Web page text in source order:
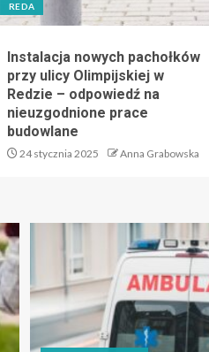
REDA
Instalacja nowych pachołków
przy ulicy Olimpijskiej w
Redzie – odpowiedź na
nieuzgodnione prace
budowlane
24 stycznia 2025 Anna Grabowska